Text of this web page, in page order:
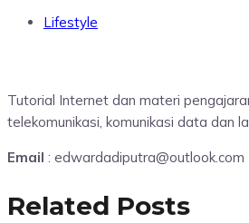
Lifestyle
Tutorial Internet dan materi
telekomunikasi, komunikasi data dan
Email : edwardadiputra@outlook.com
Related Posts